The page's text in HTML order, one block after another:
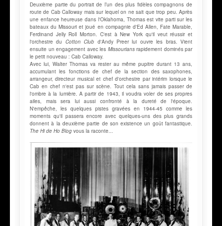
Deuxième partie du portrait de l’un des plus fidèles compagnons de
route de Cab Calloway mais sur lequel on ne sait que trop peu. Après
une enfance heureuse dans l'Oklahoma, Thomas est vite parti sur les
bateaux du Missouri et joué en compagnie d'Ed Allen, Fate Marable,
Ferdinand Jelly Roll Morton. C'est à New York qu'il veut réussir et
l'orchestre du Cotton Club d'Andy Preer lui ouvre les bras. Vient
ensuite un engagement avec les Missouriansrapidement dominés par
le petit nouveau : Cab Calloway.
Avec lui, Walter Thomas va rester au même pupitre durant 13 ans,
accumulant les fonctions de chef de la section des saxophones,
arrangeur, directeur musical et chef d'orchestre par intérim lorsque le
Cab en chef n'est pas sur scène. Tout cela sans jamais passer de
l'ombre à la lumière. A partir de 1943, il voudra voler de ses propres
ailes, mais sera lui aussi confronté à la dureté de l'époque.
N'empêche, les quelques pistes gravées en 1944-45 comme les
moments qu'il passera encore avec quelques-uns des plus grands
donnent à la deuxième partie de son existence un goût fantastique.
The Hi de Ho Blog vous la raconte...